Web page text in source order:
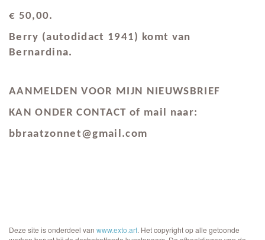
€ 50,00.
Berry (autodidact 1941) komt van
Bernardina.
AANMELDEN VOOR MIJN NIEUWSBRIEF
KAN ONDER CONTACT of mail naar:
bbraatzonnet@gmail.com
Deze site is onderdeel van www.exto.art. Het copyright op alle getoonde